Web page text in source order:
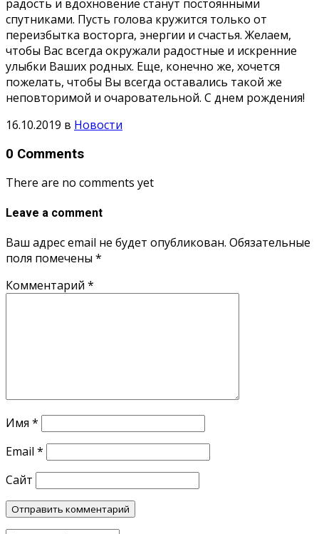
радость и вдохновение станут постоянными
спутниками. Пусть голова кружится только от
переизбытка восторга, энергии и счастья. Желаем,
чтобы Вас всегда окружали радостные и искренние
улыбки Ваших родных. Еще, конечно же, хочется
пожелать, чтобы Вы всегда оставались такой же
неповторимой и очаровательной. С днем рождения!
16.10.2019 в Новости
0 Comments
There are no comments yet
Leave a comment
Ваш адрес email не будет опубликован. Обязательные
поля помечены *
Комментарий *
Имя *
Email *
Сайт